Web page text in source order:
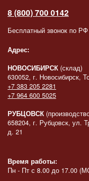
8 (800) 700 0142
Бесплатный звонок по РФ
Адрес:
НОВОСИБИРСК (склад)
630052, г. Новосибирск,
+7 383 205 2281
+7 964 600 5025
РУБЦОВСК
658204, г. Рубцовск, ул.
д. 21
Время работы:
Пн - Пт с 8.00 до 17.00